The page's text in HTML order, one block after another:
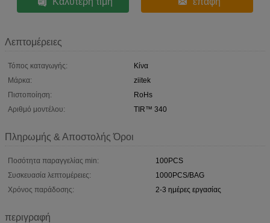
Λεπτομέρειες
Τόπος καταγωγής:
Κίνα
Μάρκα:
ziitek
Πιστοποίηση:
RoHs
Αριθμό μοντέλου:
TIR™ 340
Πληρωμής & Αποστολής Όροι
Ποσότητα παραγγελίας min:
100PCS
Συσκευασία λεπτομέρειες:
1000PCS/BAG
Χρόνος παράδοσης:
2-3 ημέρες εργασίας
περιγραφή